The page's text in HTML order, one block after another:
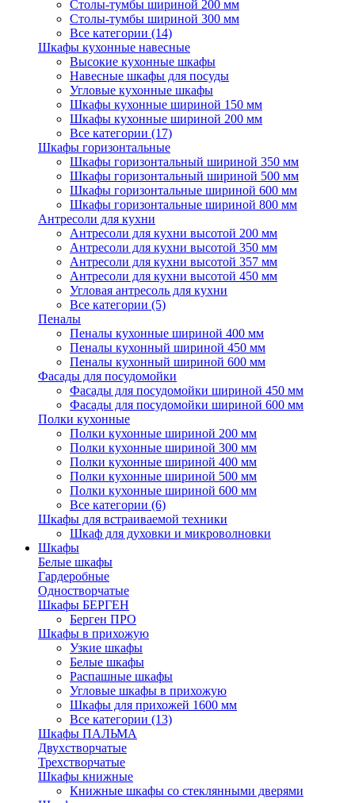
Столы-тумбы шириной 200 мм
Столы-тумбы шириной 300 мм
Все категории (14)
Шкафы кухонные навесные
Высокие кухонные шкафы
Навесные шкафы для посуды
Угловые кухонные шкафы
Шкафы кухонные шириной 150 мм
Шкафы кухонные шириной 200 мм
Все категории (17)
Шкафы горизонтальные
Шкафы горизонтальный шириной 350 мм
Шкафы горизонтальный шириной 500 мм
Шкафы горизонтальные шириной 600 мм
Шкафы горизонтальные шириной 800 мм
Антресоли для кухни
Антресоли для кухни высотой 200 мм
Антресоли для кухни высотой 350 мм
Антресоли для кухни высотой 357 мм
Антресоли для кухни высотой 450 мм
Угловая антресоль для кухни
Все категории (5)
Пеналы
Пеналы кухонные шириной 400 мм
Пеналы кухонный шириной 450 мм
Пеналы кухонный шириной 600 мм
Фасады для посудомойки
Фасады для посудомойки шириной 450 мм
Фасады для посудомойки шириной 600 мм
Полки кухонные
Полки кухонные шириной 200 мм
Полки кухонные шириной 300 мм
Полки кухонные шириной 400 мм
Полки кухонные шириной 500 мм
Полки кухонные шириной 600 мм
Все категории (6)
Шкафы для встраиваемой техники
Шкаф для духовки и микроволновки
Шкафы
Белые шкафы
Гардеробные
Одностворчатые
Шкафы БЕРГЕН
Берген ПРО
Шкафы в прихожую
Узкие шкафы
Белые шкафы
Распашные шкафы
Угловые шкафы в прихожую
Шкафы для прихожей 1600 мм
Все категории (13)
Шкафы ПАЛЬМА
Двухстворчатые
Трехстворчатые
Шкафы книжные
Книжные шкафы со стеклянными дверями